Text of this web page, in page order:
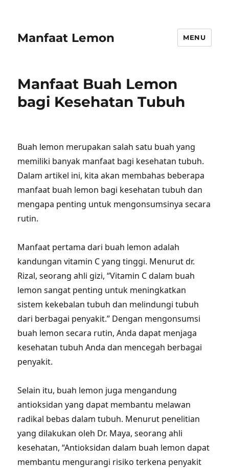
Manfaat Lemon MENU
Manfaat Buah Lemon
bagi Kesehatan Tubuh
Buah lemon merupakan salah satu buah yang
memiliki banyak manfaat bagi kesehatan tubuh.
Dalam artikel ini, kita akan membahas beberapa
manfaat buah lemon bagi kesehatan tubuh dan
mengapa penting untuk mengonsumsinya secara
rutin.
Manfaat pertama dari buah lemon adalah
kandungan vitamin C yang tinggi. Menurut dr.
Rizal, seorang ahli gizi, “Vitamin C dalam buah
lemon sangat penting untuk meningkatkan
sistem kekebalan tubuh dan melindungi tubuh
dari berbagai penyakit.” Dengan mengonsumsi
buah lemon secara rutin, Anda dapat menjaga
kesehatan tubuh Anda dan mencegah berbagai
penyakit.
Selain itu, buah lemon juga mengandung
antioksidan yang dapat membantu melawan
radikal bebas dalam tubuh. Menurut penelitian
yang dilakukan oleh Dr. Maya, seorang ahli
kesehatan, “Antioksidan dalam buah lemon dapat
membantu mengurangi risiko terkena penyakit